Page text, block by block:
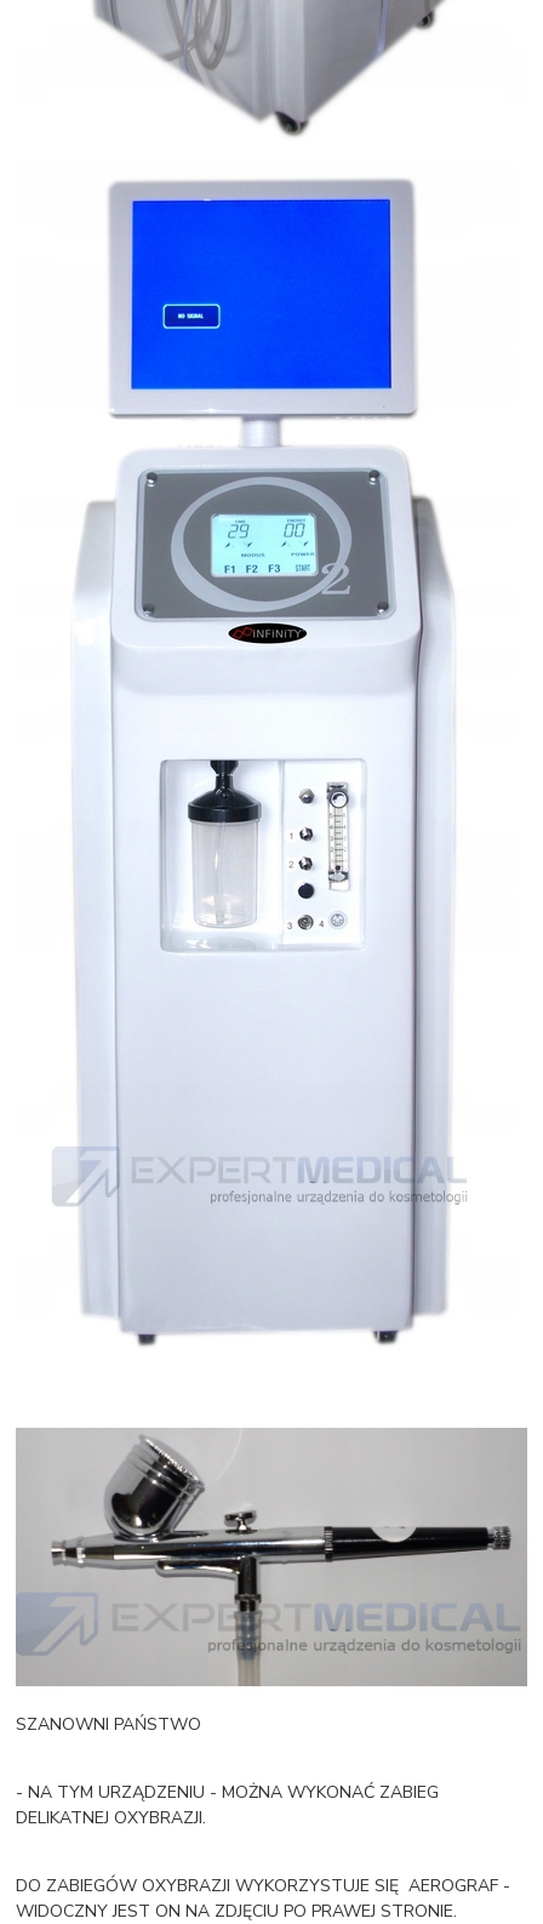
SZANOWNI PAŃSTWO
- NA TYM URZĄDZENIU - MOŻNA WYKONAĆ ZABIEG
DELIKATNEJ OXYBRAZJI.
DO ZABIEGÓW OXYBRAZJI WYKORZYSTUJE SIĘ AEROGRAF -
WIDOCZNY JEST ON NA ZDJĘCIU PO PRAWEJ STRONIE.